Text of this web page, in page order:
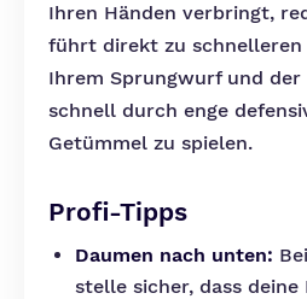
Ihren Händen verbringt,
führt direkt zu schnelleren
Ihrem Sprungwurf und der
schnell durch enge
Getümmel zu spielen.
Profi-Tipps
Daumen nach unten:
stelle sicher, dass